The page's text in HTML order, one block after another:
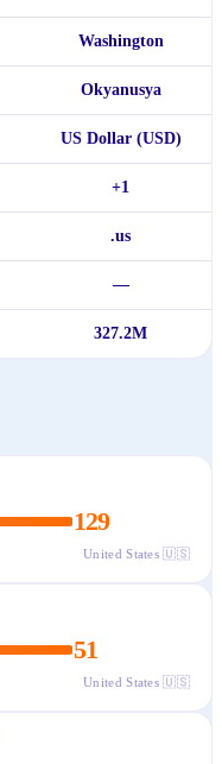
Washington
Okyanusya
US Dollar (USD)
+1
.us
—
327.2M
129
United States 🇺🇸
51
United States 🇺🇸